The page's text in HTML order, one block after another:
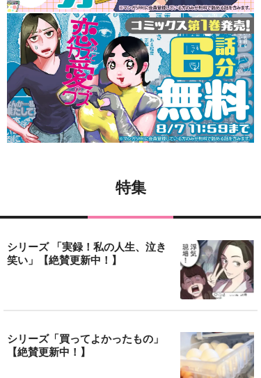
特集
シリーズ 「実録！私の人生、泣き
笑い」【絶賛更新中！】
シリーズ「買ってよかったもの」
【絶賛更新中！】